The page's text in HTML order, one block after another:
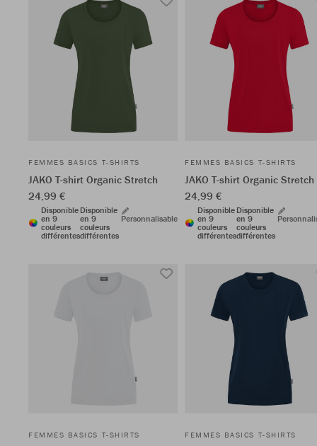
FEMMES BASICS T-SHIRTS
JAKO T-shirt Organic Stretch
24,99 €
Disponible
en 9
couleurs
différentes
Disponible
en 9
couleurs
différentes
Personnalisable
FEMMES BASICS T-SHIRTS
JAKO T-shirt Organic Stretch
24,99 €
Disponible
en 9
couleurs
différentes
Disponible
en 9
couleurs
différentes
FEMMES BASICS T-SHIRTS FEMMES BASICS T-SHIRTS